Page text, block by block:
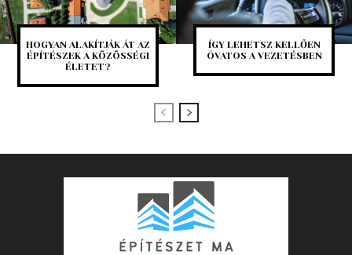
HOGYAN ALAKÍTJÁK ÁT AZ
ÉPÍTÉSZEK A KÖZÖSSÉGI
ÉLETET?
ÍGY LEHETSZ KELLŐEN
ÓVATOS A VEZETÉSBEN